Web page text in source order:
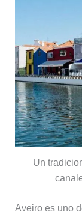
Un
Aveiro es uno